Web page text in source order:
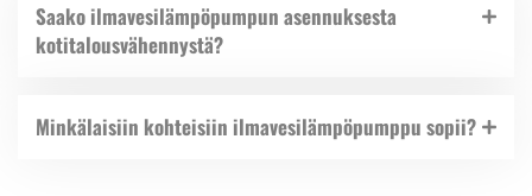
Saako ilmavesilämpöpumpun asennuksesta
kotitalousvähennystä?
Minkälaisiin kohteisiin ilmavesilämpöpumppu sopii?